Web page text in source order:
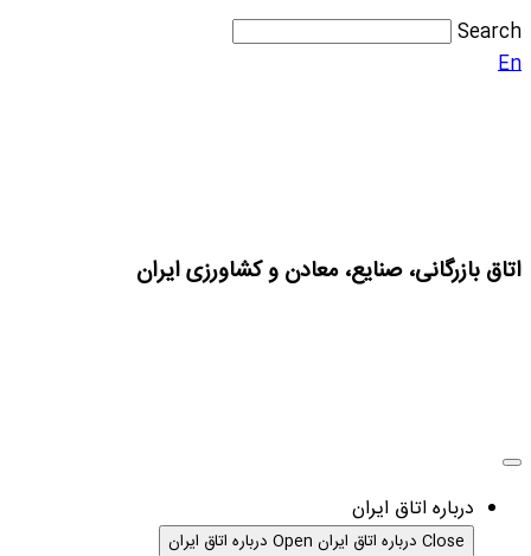
Search
En
اتاق بازرگانی، صنایع، معادن و کشاورزی ایران
درباره اتاق ایران
Close درباره اتاق ایران Open درباره اتاق ایران